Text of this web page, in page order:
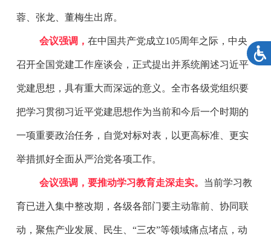
蓉、张龙、董梅生出席。
会议强调，在中国共产党成立105周年之际，中央
召开全国党建工作座谈会，正式提出并系统阐述习近平
党建思想，具有重大而深远的意义。全市各级党组织要
把学习贯彻习近平党建思想作为当前和今后一个时期的
一项重要政治任务，自觉对标对表，以更高标准、更实
举措抓好全面从严治党各项工作。
会议强调，要推动学习教育走深走实。 当前学习教
育已进入集中整改期，各级各部门要主动靠前、协同联
动，聚焦产业发展、民生、“三农”等领域痛点堵点，动